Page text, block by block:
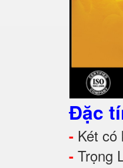
Đặc
- Két
- Trọng